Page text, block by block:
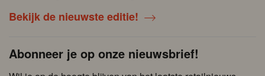
Bekijk de nieuwste editie!
Abonneer je op onze nieuwsbrief!